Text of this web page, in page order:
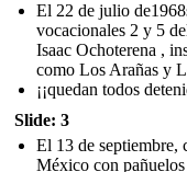
El 22 de julio
vocacionales 2 y 5
Isaac Ochoterena ,
como Los Arañas y
¡¡quedan todos
Slide: 3
El 13 de septiembre,
México con